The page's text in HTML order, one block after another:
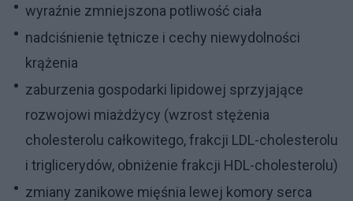
wyraźnie zmniejszona potliwość ciała
nadciśnienie tętnicze i cechy niewydolności
krążenia
zaburzenia gospodarki lipidowej sprzyjające
rozwojowi miażdżycy (wzrost stężenia
cholesterolu całkowitego, frakcji LDL-cholesterolu
i triglicerydów, obniżenie frakcji HDL-cholesterolu)
zmiany zanikowe mięśnia lewej komory serca